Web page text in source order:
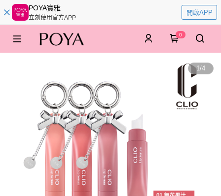
POYA寶雅
立刻使用官方APP
開啟APP
0
1/4